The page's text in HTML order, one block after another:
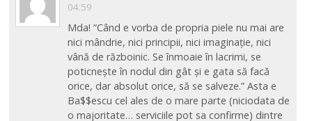
04:59
Mda! “Când e vorba de propria piele nu mai are
nici mândrie, nici principii, nici imaginație, nici
vână de războinic. Se înmoaie în lacrimi, se
poticnește în nodul din gât și e gata să facă
orice, dar absolut orice, să se salveze.” Asta e
Ba$$escu cel ales de o mare parte (niciodata de
o majoritate… serviciile pot sa confirme) dintre